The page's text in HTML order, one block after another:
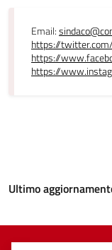
Email:
https://
https://
https://
Ultimo